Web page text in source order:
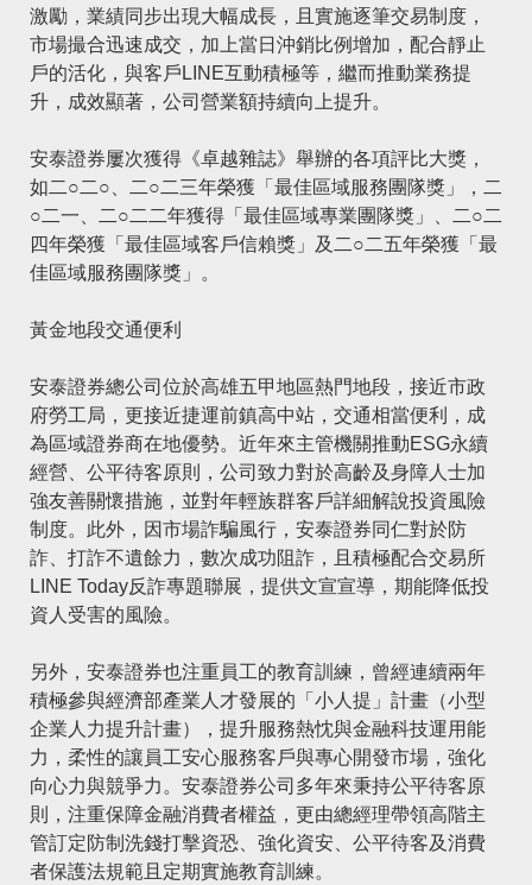
激勵，業績同步出現大幅成長，且實施逐筆交易制度，
市場撮合迅速成交，加上當日沖銷比例增加，配合靜止
戶的活化，與客戶LINE互動積極等，繼而推動業務提
升，成效顯著，公司營業額持續向上提升。
安泰證券屢次獲得《卓越雜誌》舉辦的各項評比大獎，
如二○二○、二○二三年榮獲「最佳區域服務團隊獎」，二
○二一、二○二二年獲得「最佳區域專業團隊獎」、二○二
四年榮獲「最佳區域客戶信賴獎」及二○二五年榮獲「最
佳區域服務團隊獎」。
黃金地段交通便利
安泰證券總公司位於高雄五甲地區熱門地段，接近市政
府勞工局，更接近捷運前鎮高中站，交通相當便利，成
為區域證券商在地優勢。近年來主管機關推動ESG永續
經營、公平待客原則，公司致力對於高齡及身障人士加
強友善關懷措施，並對年輕族群客戶詳細解說投資風險
制度。此外，因市場詐騙風行，安泰證券同仁對於防
詐、打詐不遺餘力，數次成功阻詐，且積極配合交易所
LINE Today反詐專題聯展，提供文宣宣導，期能降低投
資人受害的風險。
另外，安泰證券也注重員工的教育訓練，曾經連續兩年
積極參與經濟部產業人才發展的「小人提」計畫（小型
企業人力提升計畫），提升服務熱忱與金融科技運用能
力，柔性的讓員工安心服務客戶與專心開發市場，強化
向心力與競爭力。安泰證券公司多年來秉持公平待客原
則，注重保障金融消費者權益，更由總經理帶領高階主
管訂定防制洗錢打擊資恐、強化資安、公平待客及消費
者保護法規範且定期實施教育訓練。